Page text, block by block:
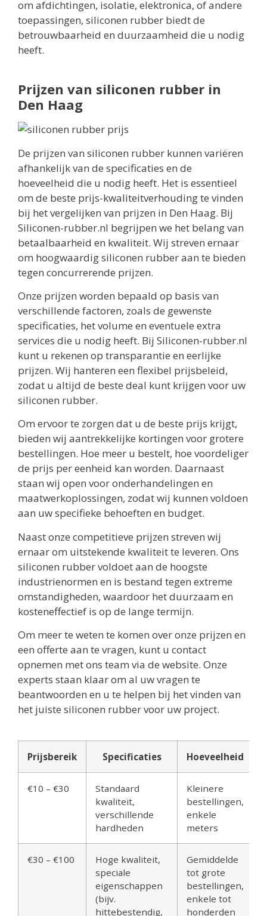
om afdichtingen, isolatie, elektronica, of andere
toepassingen, siliconen rubber biedt de
betrouwbaarheid en duurzaamheid die u nodig
heeft.
Prijzen van siliconen rubber in
Den Haag
De prijzen van siliconen rubber kunnen variëren
afhankelijk van de specificaties en de
hoeveelheid die u nodig heeft. Het is essentieel
om de beste prijs-kwaliteitverhouding te vinden
bij het vergelijken van prijzen in Den Haag. Bij
Siliconen-rubber.nl begrijpen we het belang van
betaalbaarheid en kwaliteit. Wij streven ernaar
om hoogwaardig siliconen rubber aan te bieden
tegen concurrerende prijzen.
Onze prijzen worden bepaald op basis van
verschillende factoren, zoals de gewenste
specificaties, het volume en eventuele extra
services die u nodig heeft. Bij Siliconen-rubber.nl
kunt u rekenen op transparantie en eerlijke
prijzen. Wij hanteren een flexibel prijsbeleid,
zodat u altijd de beste deal kunt krijgen voor uw
siliconen rubber.
Om ervoor te zorgen dat u de beste prijs krijgt,
bieden wij aantrekkelijke kortingen voor grotere
bestellingen. Hoe meer u bestelt, hoe voordeliger
de prijs per eenheid kan worden. Daarnaast
staan wij open voor onderhandelingen en
maatwerkoplossingen, zodat wij kunnen voldoen
aan uw specifieke behoeften en budget.
Naast onze competitieve prijzen streven wij
ernaar om uitstekende kwaliteit te leveren. Ons
siliconen rubber voldoet aan de hoogste
industrienormen en is bestand tegen extreme
omstandigheden, waardoor het duurzaam en
kosteneffectief is op de lange termijn.
Om meer te weten te komen over onze prijzen en
een offerte aan te vragen, kunt u contact
opnemen met ons team via de website. Onze
experts staan klaar om al uw vragen te
beantwoorden en u te helpen bij het vinden van
het juiste siliconen rubber voor uw project.
Prijsbereik Specificaties Hoeveelheid
€10 – €30
Standaard
kwaliteit,
verschillende
hardheden
Kleinere
bestellingen,
enkele
meters
€30 – €100
Hoge kwaliteit,
speciale
eigenschappen
(bijv.
hittebestendig,
Gemiddelde
tot grote
bestellingen,
enkele tot
honderden